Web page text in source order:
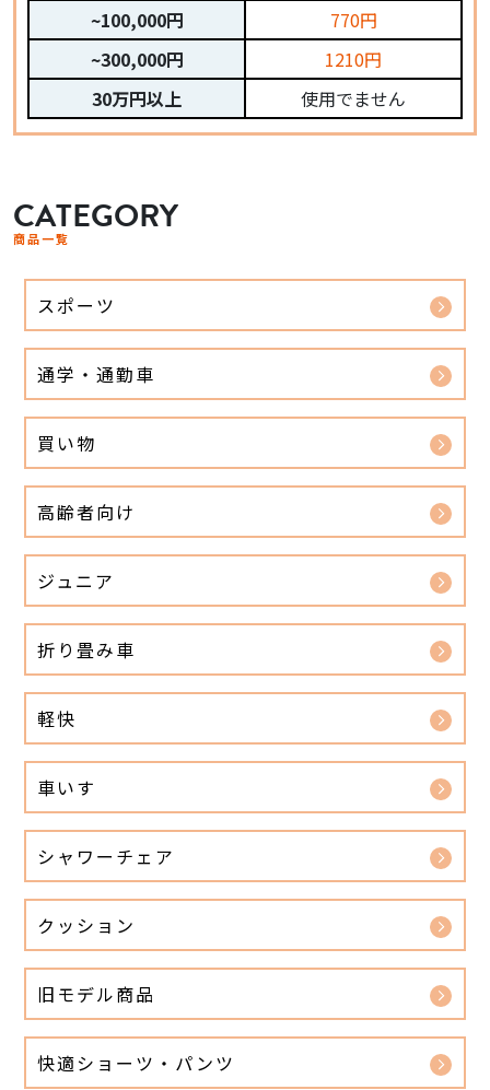
~100,000円
~300,000円
30万円以上
770円
1210円
使用でません
CATEGORY
商品一覧
スポーツ
通学・通勤車
買い物
高齢者向け
ジュニア
折り畳み車
軽快
車いす
シャワーチェア
クッション
旧モデル商品
快適ショーツ・パンツ